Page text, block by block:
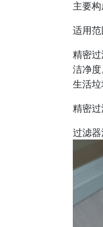
主要
适用
精密
洁净
生活
精密
过滤